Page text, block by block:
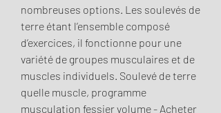
nombreuses options. Les soulevés de
terre étant l’ensemble composé
d’exercices, il fonctionne pour une
variété de groupes musculaires et de
muscles individuels. Soulevé de terre
quelle muscle, programme
musculation fessier volume - Acheter